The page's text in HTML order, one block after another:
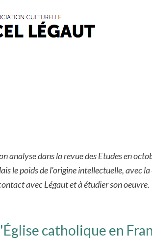
analyse dans la revue des Etudes en
le poids de l'origine intellectuelle, avec
avec Légaut et à étudier son oeuvre.
catholique en